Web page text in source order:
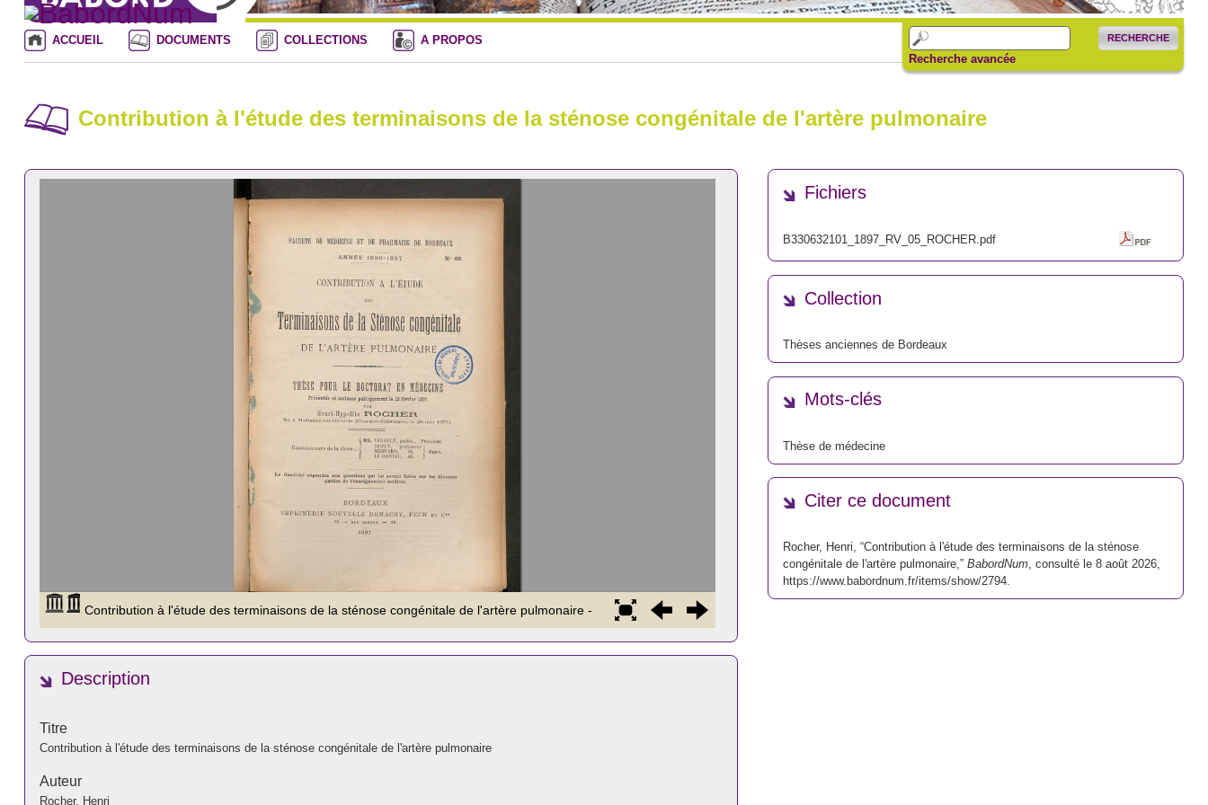
RECHERCHE
Recherche avancée
ACCUEIL DOCUMENTS COLLECTIONS A PROPOS
Contribution à l'étude des terminaisons de la sténose congénitale de l'artère pulmonaire
Description
Titre
Contribution à l'étude des terminaisons de la sténose congénitale de l'artère pulmonaire
Auteur
Rocher, Henri
Fichiers
B330632101_1897_RV_05_ROCHER.pdf
Collection
Thèses anciennes de Bordeaux
Mots-clés
Thèse de médecine
Citer ce document
Rocher, Henri, “Contribution à l'étude des terminaisons de la sténose
congénitale de l'artère pulmonaire,” BabordNum, consulté le 8 août 2026,
https://www.babordnum.fr/items/show/2794.